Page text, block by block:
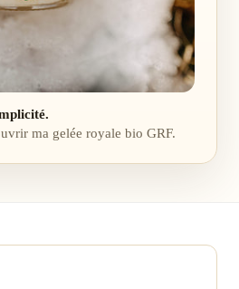
ma gelée royale bio GRF.